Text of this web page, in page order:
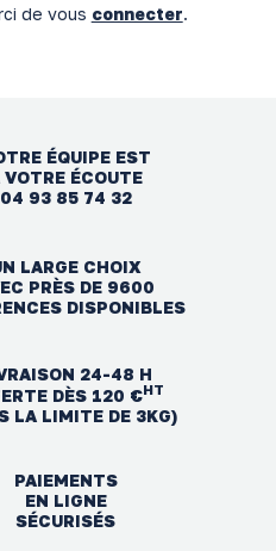
de vous connecter.
ÉQUIPE EST
VOTRE ÉCOUTE
04 93 85 74 32
LARGE CHOIX
PRÈS DE 9600
DISPONIBLES
24-48 H
DÈS 120 €HT
LA LIMITE DE 3KG)
PAIEMENTS
EN LIGNE
SÉCURISÉS